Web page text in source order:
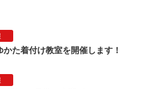
かた着付け教室を開催します！